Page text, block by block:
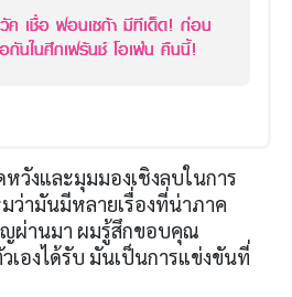
ค เชื่อ ฟอนเซก้า มีทีเด็ด! ก่อน
กันในศึกเฟร้นช์ โอเพ่น คืนนี้!
วังและมุมมองเชิงลบในการ
ว่ามันมีหลายเรื่องที่น่าภาค
ผ่านมา ผมรู้สึกขอบคุณ
องได้รับ มันเป็นการแข่งขันที่